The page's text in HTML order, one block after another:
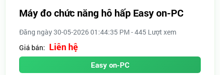
Máy đo chức năng hô hấp Easy on-PC
Đăng ngày 30-05-2026 01:44:35 PM - 445 Lượt xem
Giá bán: Liên hệ
Easy on-PC